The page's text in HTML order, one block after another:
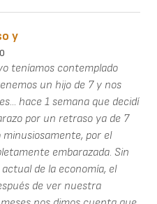
y
teníamos contemplado
un hijo de 7 y nos
hace 1 semana que decidí
por un retraso ya de 7
minusiosamente, por el
embarazada. Sin
de la economía, el
de ver nuestra